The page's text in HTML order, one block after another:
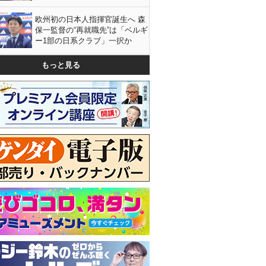
欧州初の日本人指揮官誕生へ 森
保一監督の“再就職先”は「ベルギ
ー1部の日系クラブ」一択か
もっと見る